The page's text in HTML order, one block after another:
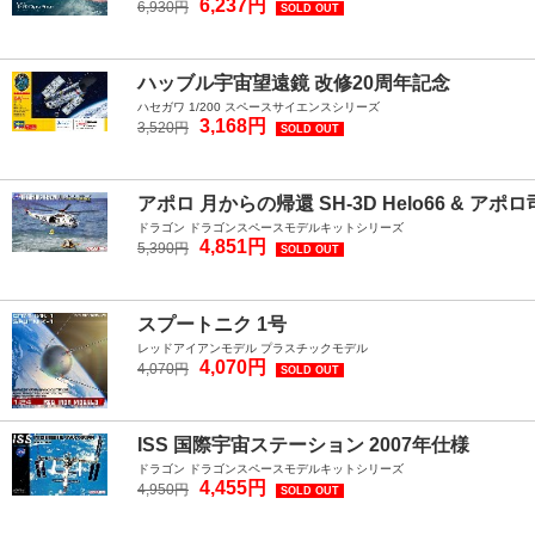
6,930円 6,237円 SOLD OUT
ハッブル宇宙望遠鏡 改修20周年記念
ハセガワ 1/200 スペースサイエンスシリーズ
3,520円 3,168円 SOLD OUT
アポロ 月からの帰還 SH-3D Helo66 & アポロ
ドラゴン ドラゴンスペースモデルキットシリーズ
5,390円 4,851円 SOLD OUT
スプートニク 1号
レッドアイアンモデル プラスチックモデル
4,070円 4,070円 SOLD OUT
ISS 国際宇宙ステーション 2007年仕様
ドラゴン ドラゴンスペースモデルキットシリーズ
4,950円 4,455円 SOLD OUT